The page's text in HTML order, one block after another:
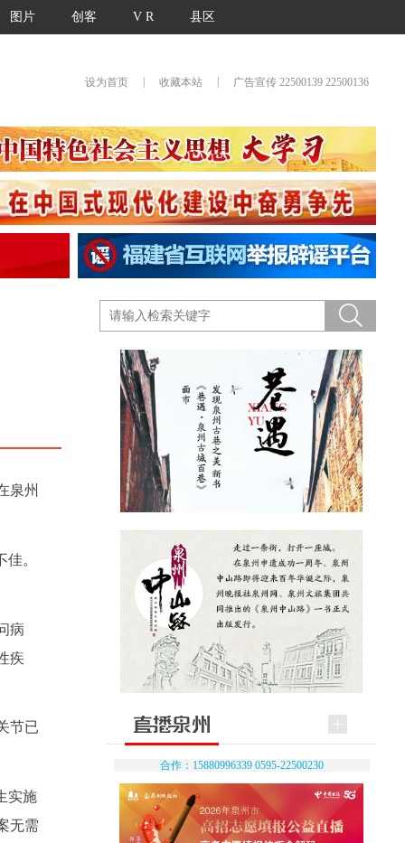
图片 创客 V R 县区
设为首页 收藏本站 广告宣传 22500139 22500136
泉州
。
病
疾
节已
实施
无需
合作：15880996339 0595-22500230